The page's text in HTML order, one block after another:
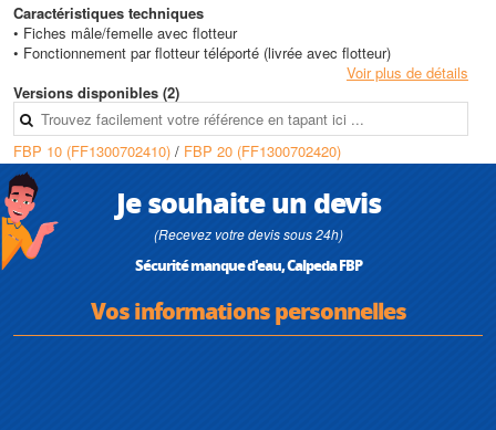
Caractéristiques techniques
• Fiches mâle/femelle avec flotteur
• Fonctionnement par flotteur téléporté (livrée avec flotteur)
Voir plus de détails
Versions disponibles (2)
FBP 10 (FF1300702410) / FBP 20 (FF1300702420)
Je souhaite un devis
(Recevez votre devis sous 24h)
Sécurité manque d'eau, Calpeda FBP
Vos informations personnelles